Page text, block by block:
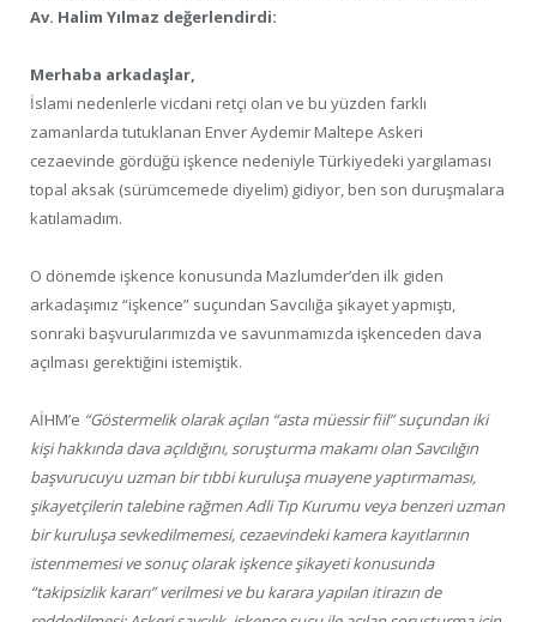
Av. Halim Yılmaz değerlendirdi:
Merhaba arkadaşlar,
İslami nedenlerle vicdani retçi olan ve bu yüzden farklı
zamanlarda tutuklanan Enver Aydemir Maltepe Askeri
cezaevinde gördüğü işkence nedeniyle Türkiyedeki yargılaması
topal aksak (sürümcemede diyelim) gidiyor, ben son duruşmalara
katılamadım.
O dönemde işkence konusunda Mazlumder’den ilk giden
arkadaşımız “işkence” suçundan Savcılığa şikayet yapmıştı,
sonraki başvurularımızda ve savunmamızda işkenceden dava
açılması gerektiğini istemiştik.
AİHM’e “Göstermelik olarak açılan “asta müessir fiil” suçundan iki
kişi hakkında dava açıldığını, soruşturma makamı olan Savcılığın
başvurucuyu uzman bir tıbbi kuruluşa muayene yaptırmaması,
şikayetçilerin talebine rağmen Adli Tıp Kurumu veya benzeri uzman
bir kuruluşa sevkedilmemesi, cezaevindeki kamera kayıtlarının
istenmemesi ve sonuç olarak işkence şikayeti konusunda
“takipsizlik kararı” verilmesi ve bu karara yapılan itirazın de